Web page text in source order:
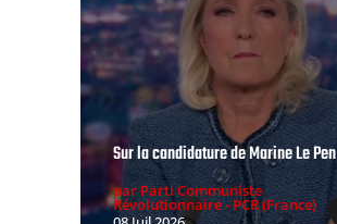
Sur la candidature de Marine Le Pen
par Parti Communiste
Révolutionnaire - PCR (France)